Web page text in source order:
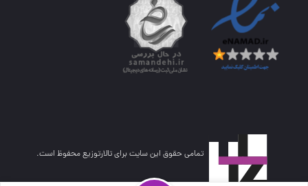
تمامی حقوق این سایت برای تالارتوزیع محفوظ است.